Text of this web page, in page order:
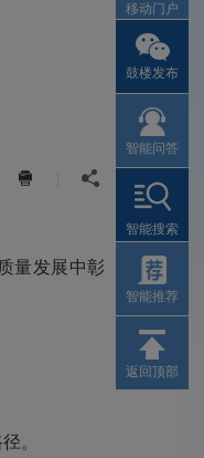
 
量发展中彰
。
移动门户
鼓楼发布
智能问答
智能搜索
智能推荐
返回顶部